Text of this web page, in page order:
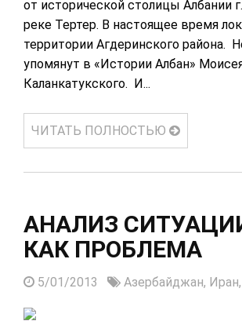
от исторической столицы Албании
реке Тертер. В настоящее время
территории Агдеринского района.
упомянут в «Истории Албан»
Каланкатукского. И...
ЧИТАТЬ ПОЛНОСТЬЮ
АНАЛИЗ
КАК ПРОБЛЕМА
5/01/2013 Азербайджан, Иран,